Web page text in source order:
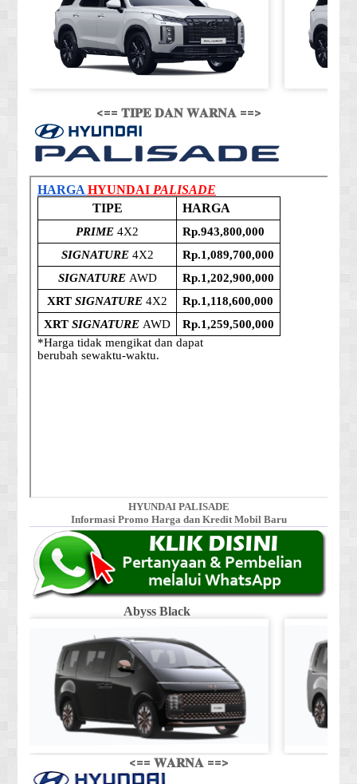
<== 𝐓𝐈𝐏𝐄 𝐃𝐀𝐍 𝐖𝐀𝐑𝐍𝐀 ==>
HYUNDAI PALISADE
Informasi Promo Harga dan Kredit Mobil Baru
Abyss Black
<== 𝐖𝐀𝐑𝐍𝐀 ==>